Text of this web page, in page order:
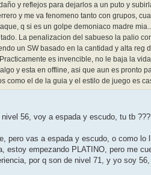
y reflejos para dejarlos a un puto y
y me va fenomeno tanto con grupos,
q si es un golpe demoniaco madre
La penalizacion del sabueso la palio
un SW basado en la cantidad y alta
es invencible, no le baja la
y esta en offline, asi que aun es pronto
como el de la guia y el estilo de juego es
56, voy a espada y escudo, tu tb
pero vas a espada y escudo, o como
estoy empezando PLATINO, pero me
por q son de nivel 71, y yo soy